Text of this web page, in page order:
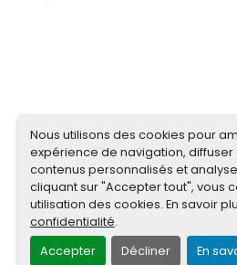
Nous utilisons des cookies pour
expérience de navigation,
contenus personnalisés et
cliquant sur "Accepter tout", vous
utilisation des cookies. En savoir
confidentialité.
Accepter
Décliner En